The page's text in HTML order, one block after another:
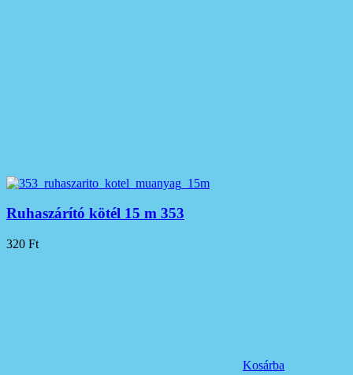
Ruhaszárító kötél 15 m 353
320 Ft
Kosárba